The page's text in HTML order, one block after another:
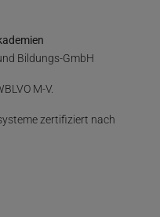
Bildungs-GmbH
M-V.
zertifiziert nach